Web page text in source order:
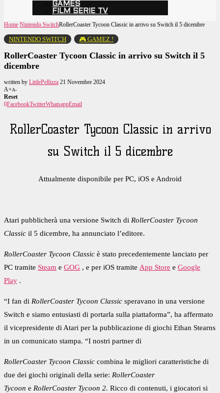
GAMES
FILM SERIE TV
Home Nintendo SwitchRollerCoaster Tycoon Classic in arrivo su Switch il 5 dicembre
NINTENDO SWITCH 🎮 GAMEZ !
RollerCoaster Tycoon Classic in arrivo su Switch il 5
dicembre
written by LittlePellizza 21 Novembre 2024
A+A-
Reset
0FacebookTwitterWhatsappEmail
RollerCoaster Tycoon Classic in arrivo
su Switch il 5 dicembre
Attualmente disponibile per PC, iOS e Android
Atari pubblicherà una versione Switch di RollerCoaster Tycoon
Classic il 5 dicembre, ha annunciato l’editore.
RollerCoaster Tycoon Classic è stato precedentemente lanciato per
PC tramite Steam e GOG , e per iOS tramite App Store e Google
Play .
“I fan di RollerCoaster Tycoon Classic speravano in una versione
Switch e siamo entusiasti di portarla sulla piattaforma”, ha affermato
il vicepresidente di Atari per la pubblicazione di giochi Ethan Stearns
in un comunicato stampa. “I nostri partner di
RollerCoaster Tycoon Classic combina le migliori caratteristiche di
due dei giochi originali della serie: RollerCoaster
Tycoon e RollerCoaster Tycoon 2. Ricco di contenuti, i giocatori si